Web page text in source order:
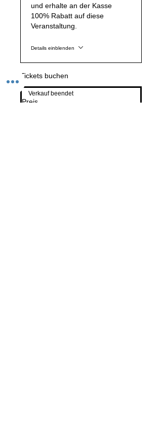
und erhalte an der Kasse
100% Rabatt auf diese
Veranstaltung.
Details einblenden
Tickets buchen
Preis
Verkauf beendet